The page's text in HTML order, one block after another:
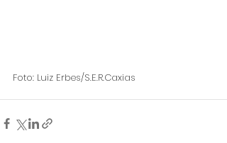
Foto: Luiz Erbes/S.E.R.Caxias